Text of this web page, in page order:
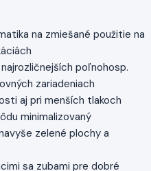
na zmiešané použitie na
poľnohosp.
zariadeniach
aj pri menších tlakoch
minimalizovaný
zelené plochy a
sa zubami pre dobré